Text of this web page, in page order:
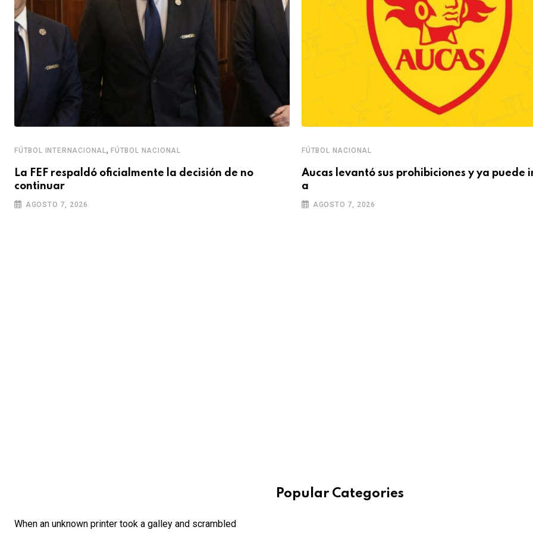
FÚTBOL INTERNACIONAL, FÚTBOL NACIONAL
La FEF respaldó oficialmente la decisión de no
continuar
AGOSTO 7, 2026
FÚTBOL NACIONAL
Aucas levantó sus prohibiciones y ya puede
a
AGOSTO 7, 2026
When an unknown printer took a galley and scrambled
Popular Categories